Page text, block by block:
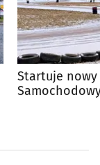
Startuje nowy